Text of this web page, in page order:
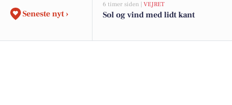
Seneste nyt ›
6 timer siden | VEJRET
Sol og vind med lidt kant